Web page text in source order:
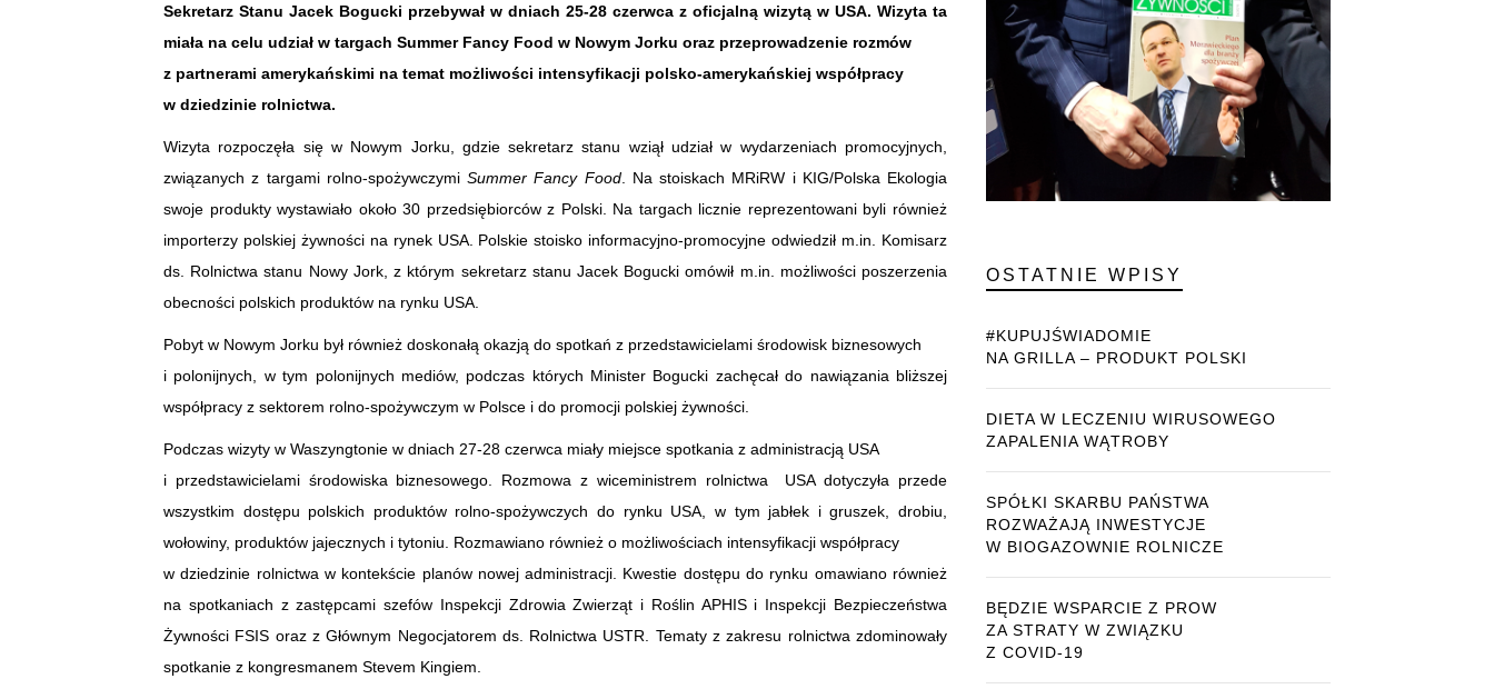
Sekretarz Stanu Jacek Bogucki przebywał w dniach 25-28 czerwca z oficjalną wizytą w USA. Wizyta ta
miała na celu udział w targach Summer Fancy Food w Nowym Jorku oraz przeprowadzenie rozmów
z partnerami amerykańskimi na temat możliwości intensyfikacji polsko-amerykańskiej współpracy
w dziedzinie rolnictwa.
Wizyta rozpoczęła się w Nowym Jorku, gdzie sekretarz stanu wziął udział w wydarzeniach promocyjnych,
związanych z targami rolno-spożywczymi Summer Fancy Food. Na stoiskach MRiRW i KIG/Polska Ekologia
swoje produkty wystawiało około 30 przedsiębiorców z Polski. Na targach licznie reprezentowani byli również
importerzy polskiej żywności na rynek USA. Polskie stoisko informacyjno-promocyjne odwiedził m.in. Komisarz
ds. Rolnictwa stanu Nowy Jork, z którym sekretarz stanu Jacek Bogucki omówił m.in. możliwości poszerzenia
obecności polskich produktów na rynku USA.
Pobyt w Nowym Jorku był również doskonałą okazją do spotkań z przedstawicielami środowisk biznesowych
i polonijnych, w tym polonijnych mediów, podczas których Minister Bogucki zachęcał do nawiązania bliższej
współpracy z sektorem rolno-spożywczym w Polsce i do promocji polskiej żywności.
Podczas wizyty w Waszyngtonie w dniach 27-28 czerwca miały miejsce spotkania z administracją USA
i przedstawicielami środowiska biznesowego. Rozmowa z wiceministrem rolnictwa USA dotyczyła przede
wszystkim dostępu polskich produktów rolno-spożywczych do rynku USA, w tym jabłek i gruszek, drobiu,
wołowiny, produktów jajecznych i tytoniu. Rozmawiano również o możliwościach intensyfikacji współpracy
w dziedzinie rolnictwa w kontekście planów nowej administracji. Kwestie dostępu do rynku omawiano również
na spotkaniach z zastępcami szefów Inspekcji Zdrowia Zwierząt i Roślin APHIS i Inspekcji Bezpieczeństwa
Żywności FSIS oraz z Głównym Negocjatorem ds. Rolnictwa USTR. Tematy z zakresu rolnictwa zdominowały
spotkanie z kongresmanem Stevem Kingiem.
OSTATNIE WPISY
#KUPUJŚWIADOMIE
NA GRILLA – PRODUKT POLSKI
DIETA W LECZENIU WIRUSOWEGO
ZAPALENIA WĄTROBY
SPÓŁKI SKARBU PAŃSTWA
ROZWAŻAJĄ INWESTYCJE
W BIOGAZOWNIE ROLNICZE
BĘDZIE WSPARCIE Z PROW
ZA STRATY W ZWIĄZKU
Z COVID-19